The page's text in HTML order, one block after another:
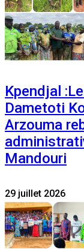
Kpendjal
Dametoti
Arzouma
Mandouri
29 juillet 2026